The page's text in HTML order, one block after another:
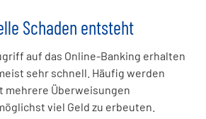
Schaden entsteht
auf das Online-Banking erhalten
sehr schnell. Häufig werden
mehrere Überweisungen
viel Geld zu erbeuten.